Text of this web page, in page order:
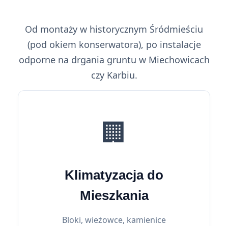
Od montaży w historycznym Śródmieściu
(pod okiem konserwatora), po instalacje
odporne na drgania gruntu w Miechowicach
czy Karbiu.
🏢
Klimatyzacja do
Mieszkania
Bloki, wieżowce, kamienice